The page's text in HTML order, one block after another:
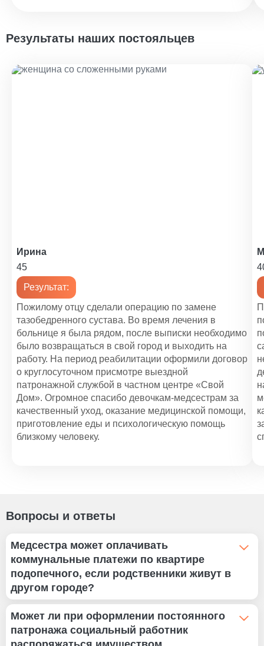
Результаты наших постояльцев
Ирина
45
Результат:
Пожилому отцу сделали операцию по замене
тазобедренного сустава. Во время лечения в
больнице я была рядом, после выписки необходимо
было возвращаться в свой город и выходить на
работу. На период реабилитации оформили договор
о круглосуточном присмотре выездной
патронажной службой в частном центре «Свой
Дом». Огромное спасибо девочкам-медсестрам за
качественный уход, оказание медицинской помощи,
приготовление еды и психологическую помощь
близкому человеку.
Вопросы и ответы
Медсестра может оплачивать
коммунальные платежи по квартире
подопечного, если родственники живут в
другом городе?
перечень оказываемых услуг оплату коммунальных
счетов, покупку одежды.
Может ли при оформлении постоянного
патронажа социальный работник